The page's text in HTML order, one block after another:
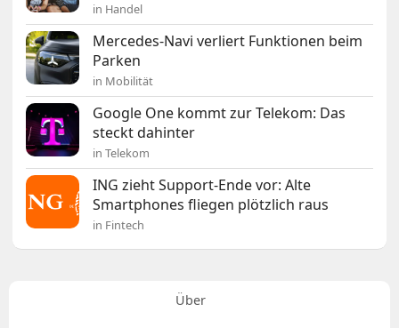
in Handel
Mercedes-Navi verliert Funktionen beim
Parken
in Mobilität
Google One kommt zur Telekom: Das
steckt dahinter
in Telekom
ING zieht Support-Ende vor: Alte
Smartphones fliegen plötzlich raus
in Fintech
Über